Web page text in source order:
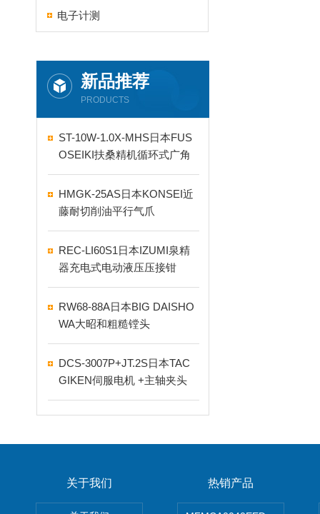
电子计测
新品推荐
PRODUCTS
ST-10W-1.0X-MHS日本FUS
OSEIKI扶桑精机循环式广角
自动喷嘴
HMGK-25AS日本KONSEI近
藤耐切削油平行气爪
REC-LI60S1日本IZUMI泉精
器充电式电动液压压接钳
RW68-88A日本BIG DAISHO
WA大昭和粗糙镗头
DCS-3007P+JT.2S日本TAC
GIKEN伺服电机 +主轴夹头
关于我们 热销产品